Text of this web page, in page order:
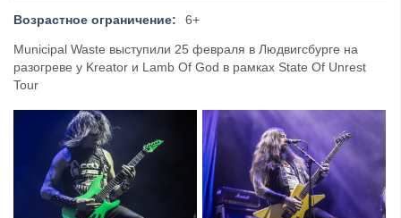
Возрастное ограничение: 6+
Municipal Waste выступили 25 февраля в Людвигсбурге на
разогреве у Kreator и Lamb Of God в рамках State Of Unrest
Tour